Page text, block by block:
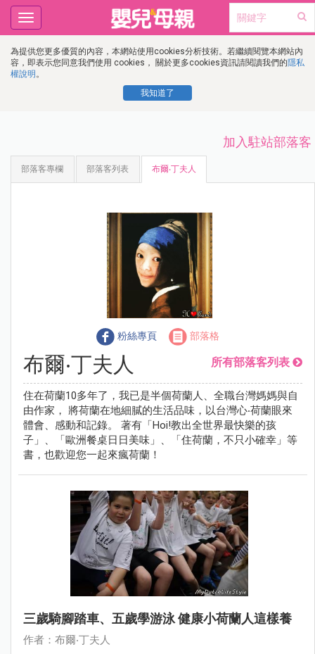
為提供您更多優質的內容，本網站使用cookies分析技術。若繼續閱覽本網站內
容，即表示您同意我們使用 cookies， 關於更多cookies資訊請閱讀我們的隱私
權說明 。
我知道了
Toggle
navigation
加入駐站部落客
部落客專欄 部落客列表 布爾‧丁夫人
粉絲專頁 部落格
布爾‧丁夫人 所有部落客列表
住在荷蘭10多年了，我已是半個荷蘭人、全職台灣媽媽與自
由作家， 將荷蘭在地細膩的生活品味，以台灣心‧荷蘭眼來
體會、感動和記錄。 著有「Hoi!教出全世界最快樂的孩
子」、「歐洲餐桌日日美味」、「住荷蘭，不只小確幸」等
書，也歡迎您一起來瘋荷蘭！
三歲騎腳踏車、五歲學游泳 健康小荷蘭人這樣養
作者：布爾‧丁夫人